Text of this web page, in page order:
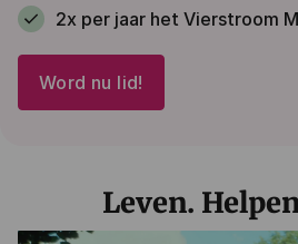
2x per jaar het Vierstroom
Word nu lid!
Leven.